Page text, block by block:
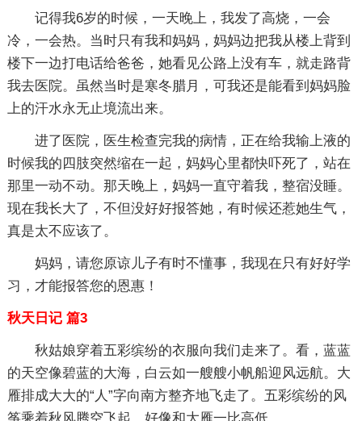
记得我6岁的时候，一天晚上，我发了高烧，一会
冷，一会热。当时只有我和妈妈，妈妈边把我从楼上背到
楼下一边打电话给爸爸，她看见公路上没有车，就走路背
我去医院。虽然当时是寒冬腊月，可我还是能看到妈妈脸
上的汗水永无止境流出来。
进了医院，医生检查完我的病情，正在给我输上液的
时候我的四肢突然缩在一起，妈妈心里都快吓死了，站在
那里一动不动。那天晚上，妈妈一直守着我，整宿没睡。
现在我长大了，不但没好好报答她，有时候还惹她生气，
真是太不应该了。
妈妈，请您原谅儿子有时不懂事，我现在只有好好学
习，才能报答您的恩惠！
秋天日记 篇3
秋姑娘穿着五彩缤纷的衣服向我们走来了。看，蓝蓝
的天空像碧蓝的大海，白云如一艘艘小帆船迎风远航。大
雁排成大大的“人”字向南方整齐地飞走了。五彩缤纷的风